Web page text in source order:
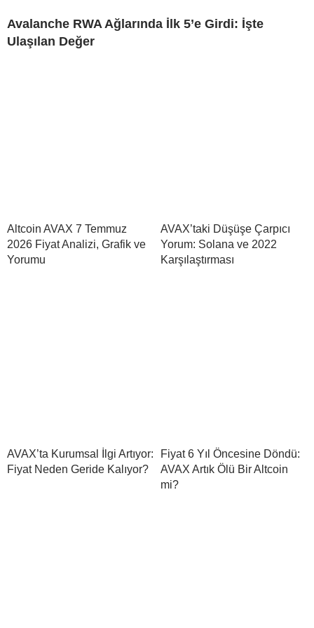
Avalanche RWA Ağlarında İlk 5’e Girdi: İşte
Ulaşılan Değer
Altcoin AVAX 7 Temmuz
2026 Fiyat Analizi, Grafik ve
Yorumu
AVAX’taki Düşüşe Çarpıcı
Yorum: Solana ve 2022
Karşılaştırması
AVAX’ta Kurumsal İlgi Artıyor:
Fiyat Neden Geride Kalıyor?
Fiyat 6 Yıl Öncesine Döndü:
AVAX Artık Ölü Bir Altcoin
mi?